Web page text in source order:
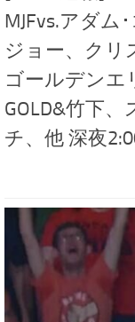
MJFvs.アダム
ジョー、クリ
ゴールデンエ
GOLD&竹下
チ、他 深夜